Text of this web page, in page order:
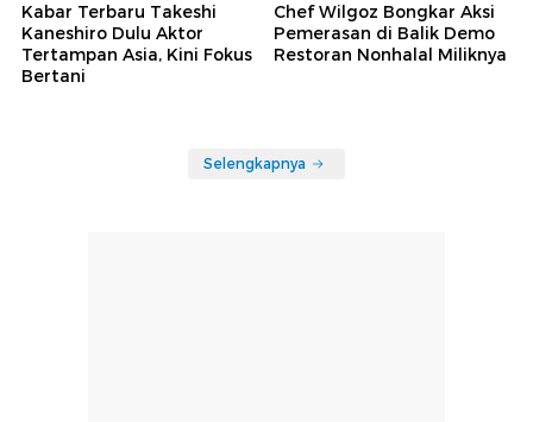
Kabar Terbaru Takeshi
Kaneshiro Dulu Aktor
Tertampan Asia, Kini Fokus
Bertani
Chef Wilgoz Bongkar Aksi
Pemerasan di Balik Demo
Restoran Nonhalal Miliknya
Selengkapnya